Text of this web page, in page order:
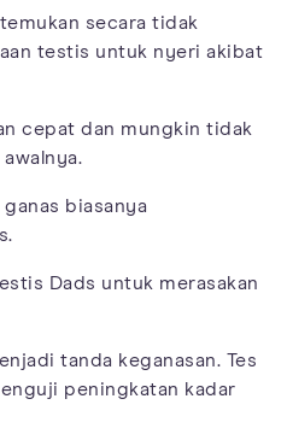
secara tidak
testis untuk nyeri akibat
cepat dan mungkin tidak
biasanya
Dads untuk merasakan
tanda keganasan. Tes
peningkatan kadar